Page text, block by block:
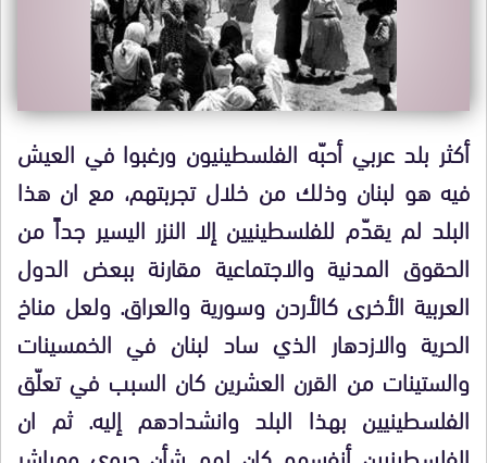
أكثر بلد عربي أحبّه الفلسطينيون ورغبوا في العيش
فيه هو لبنان وذلك من خلال تجربتهم، مع ان هذا
البلد لم يقدّم للفلسطينيين إلا النزر اليسير جداً من
الحقوق المدنية والاجتماعية مقارنة ببعض الدول
العربية الأخرى كالأردن وسورية والعراق. ولعل مناخ
الحرية والازدهار الذي ساد لبنان في الخمسينات
والستينات من القرن العشرين كان السبب في تعلّق
الفلسطينيين بهذا البلد وانشدادهم إليه. ثم ان